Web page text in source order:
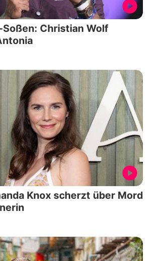
Christian Wolf
Knox scherzt über Mord